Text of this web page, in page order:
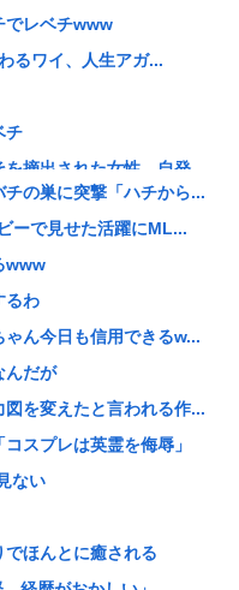
でレベチwww
るワイ、人生アガ...
チ
摘出された女性、自発...
“最後の恋愛”は「...
ワイ人生アガリの...
イズリされたら3秒...
いうガチで可愛すぎる...
www
に参加していた
いう神経してたら...
ぎて炎上するwww
を販売
方が消えた理由
トンもない量子エンジ...
の巣に突撃「ハチから...
ーで見せた活躍にML...
www
るわ
ゃん今日も信用できるw...
んだが
を変えたと言われる作...
スプレは英霊を侮辱」
ない
ほんとに癒される